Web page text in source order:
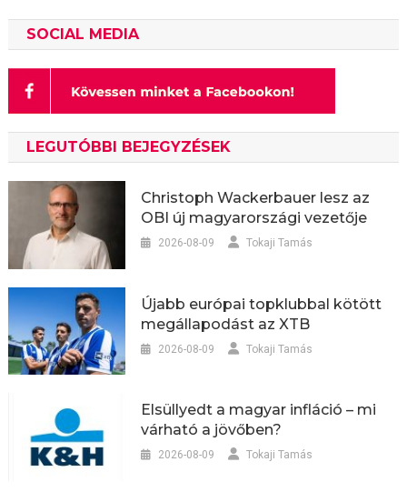
SOCIAL MEDIA
LEGUTÓBBI BEJEGYZÉSEK
Christoph Wackerbauer lesz az
OBI új magyarországi vezetője
2026-08-09 Tokaji Tamás
Újabb európai topklubbal kötött
megállapodást az XTB
2026-08-09 Tokaji Tamás
Elsüllyedt a magyar infláció – mi
várható a jövőben?
2026-08-09 Tokaji Tamás